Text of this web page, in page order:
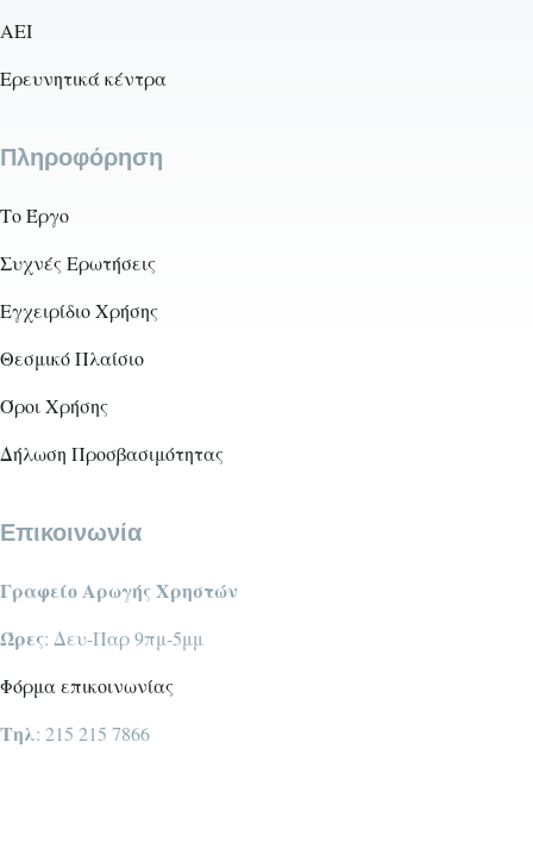
AEI
Ερευνητικά κέντρα
Πληροφόρηση
Το Έργο
Συχνές Ερωτήσεις
Εγχειρίδιο Χρήσης
Θεσμικό Πλαίσιο
Όροι Χρήσης
Δήλωση Προσβασιμότητας
Επικοινωνία
Γραφείο Αρωγής Χρηστών
Ώρες: Δευ-Παρ 9πμ-5μμ
Φόρμα επικοινωνίας
Τηλ: 215 215 7866